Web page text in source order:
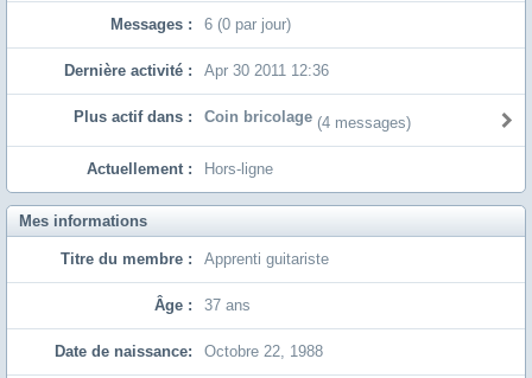
Messages : 6 (0 par jour)
Dernière activité : Apr 30 2011 12:36
Plus actif dans : Coin bricolage(4 messages)
Actuellement : Hors-ligne
Mes informations
Titre du membre : Apprenti guitariste
Âge : 37 ans
Date de naissance: Octobre 22, 1988